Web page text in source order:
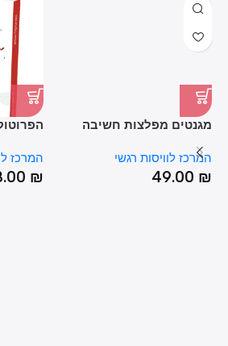
מגנטים מפלצות חשיבה
המרכז לוויסות רגשי
49.00 ₪
זאנטקרן
המרכז
₪